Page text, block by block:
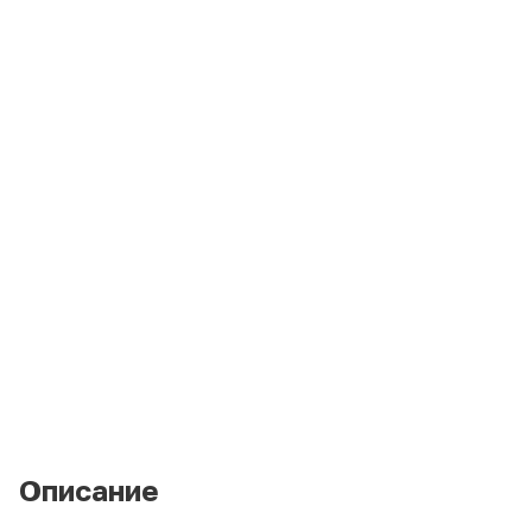
Описание